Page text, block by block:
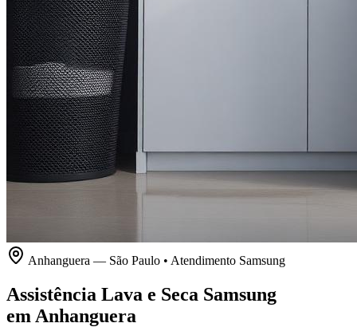
Anhanguera — São Paulo • Atendimento Samsung
Assistência Lava e Seca Samsung
em Anhanguera